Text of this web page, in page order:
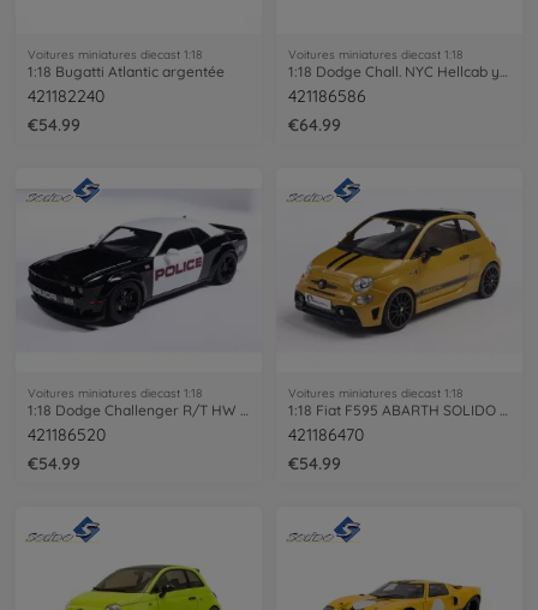
Voitures miniatures diecast 1:18
1:18 Bugatti Atlantic argentée
421182240
€54.99
Voitures miniatures diecast 1:18
421186586
€64.99
Voitures miniatures diecast 1:18
421186520
€54.99
Voitures miniatures diecast 1:18
421186470
€54.99